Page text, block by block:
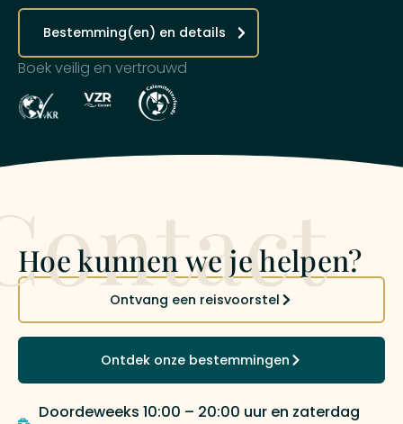
Bestemming(en) en details
Boek veilig en vertrouwd
Hoe kunnen we je helpen?
Ontvang een reisvoorstel
Ontdek onze bestemmingen
Doordeweeks 10:00 – 20:00 uur en zaterdag